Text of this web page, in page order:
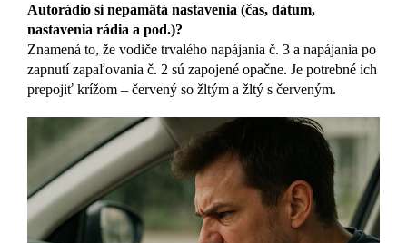
Autorádio si nepamätá nastavenia (čas, dátum,
nastavenia rádia a pod.)?
Znamená to, že vodiče trvalého napájania č. 3 a napájania po
zapnutí zapaľovania č. 2 sú zapojené opačne. Je potrebné ich
prepojiť krížom – červený so žltým a žltý s červeným.